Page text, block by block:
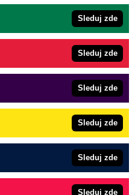
Sleduj zde
Sleduj zde
Sleduj zde
Sleduj zde
Sleduj zde
Sleduj zde